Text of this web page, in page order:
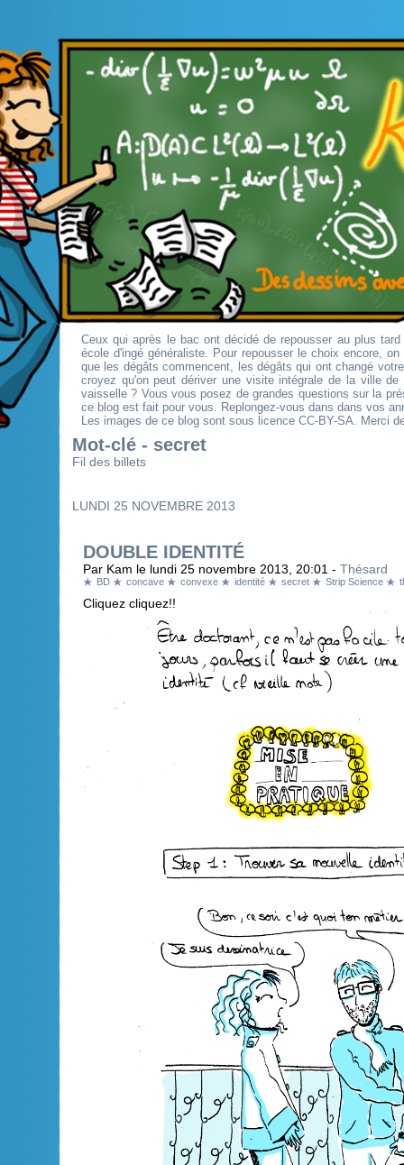
Ceux qui après le bac ont décidé de repousser au plus
école d'ingé généraliste. Pour repousser le choix encore,
que les dégâts commencent, les dégâts qui ont changé
croyez qu'on peut dériver une visite intégrale de la ville
vaisselle ? Vous vous posez de grandes questions sur la
ce blog est fait pour vous. Replongez-vous dans dans vos
Les images de ce blog sont sous licence CC-BY-SA. Merci
Mot-clé - secret
Fil des billets
LUNDI 25 NOVEMBRE 2013
DOUBLE IDENTITÉ
Par Kam le lundi 25 novembre 2013, 20:01 - Thésard
BD concave convexe identité secret Strip Science
Cliquez cliquez!!